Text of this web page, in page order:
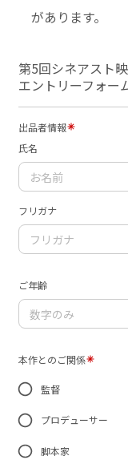
があります。